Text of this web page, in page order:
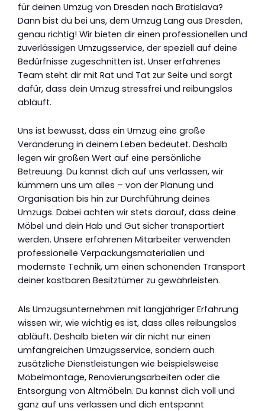
für deinen Umzug von Dresden nach Bratislava?
Dann bist du bei uns, dem Umzug Lang aus Dresden,
genau richtig! Wir bieten dir einen professionellen und
zuverlässigen Umzugsservice, der speziell auf deine
Bedürfnisse zugeschnitten ist. Unser erfahrenes
Team steht dir mit Rat und Tat zur Seite und sorgt
dafür, dass dein Umzug stressfrei und reibungslos
abläuft.
Uns ist bewusst, dass ein Umzug eine große
Veränderung in deinem Leben bedeutet. Deshalb
legen wir großen Wert auf eine persönliche
Betreuung. Du kannst dich auf uns verlassen, wir
kümmern uns um alles – von der Planung und
Organisation bis hin zur Durchführung deines
Umzugs. Dabei achten wir stets darauf, dass deine
Möbel und dein Hab und Gut sicher transportiert
werden. Unsere erfahrenen Mitarbeiter verwenden
professionelle Verpackungsmaterialien und
modernste Technik, um einen schonenden Transport
deiner kostbaren Besitztümer zu gewährleisten.
Als Umzugsunternehmen mit langjähriger Erfahrung
wissen wir, wie wichtig es ist, dass alles reibungslos
abläuft. Deshalb bieten wir dir nicht nur einen
umfangreichen Umzugsservice, sondern auch
zusätzliche Dienstleistungen wie beispielsweise
Möbelmontage, Renovierungsarbeiten oder die
Entsorgung von Altmöbeln. Du kannst dich voll und
ganz auf uns verlassen und dich entspannt